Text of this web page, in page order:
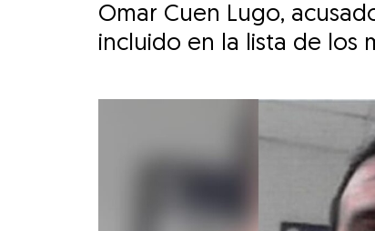
Omar Cuen Lugo,
incluido en la lista de los